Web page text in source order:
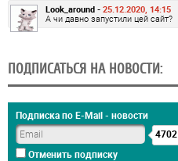
Look_around - 25.12.2020, 14:15
А чи давно запустили цей сайт?
ПОДПИСАТЬСЯ НА НОВОСТИ:
Подписка по E-Mail - новости
4702
Отменить подписку